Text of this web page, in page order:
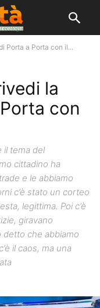
Porta a Porta con il...
la
con
il tema del
cittadino ha
e le abbiamo
c’è stato un corteo
legittima. Poi c’è
giravano
detto che abbiamo
il caos, ma una